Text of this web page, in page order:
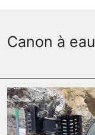
Canon à eau